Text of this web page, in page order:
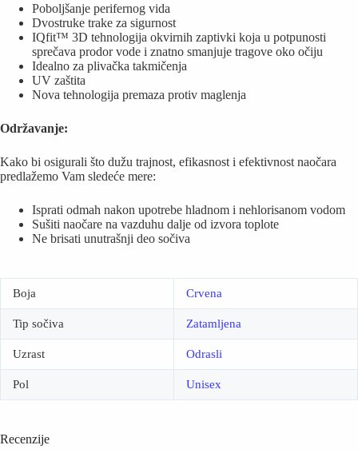
Poboljšanje perifernog vida
Dvostruke trake za sigurnost
IQfit™ 3D tehnologija okvirnih zaptivki koja u potpunosti
sprečava prodor vode i znatno smanjuje tragove oko očiju
Idealno za plivačka takmičenja
UV zaštita
Nova tehnologija premaza protiv maglenja
Održavanje:
Kako bi osigurali što dužu trajnost, efikasnost i efektivnost naočara
predlažemo Vam sledeće mere:
Isprati odmah nakon upotrebe hladnom i nehlorisanom vodom
Sušiti naočare na vazduhu dalje od izvora toplote
Ne brisati unutrašnji deo sočiva
Boja Crvena
Tip sočiva Zatamljena
Uzrast Odrasli
Pol Unisex
Recenzije